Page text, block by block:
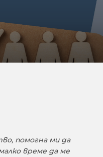
помогна ми да
време да ме